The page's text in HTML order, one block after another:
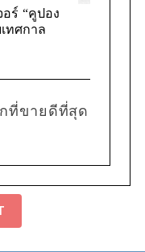
ร์ “คูปอง
ทศกาล
ที่ขายดีที่สุด